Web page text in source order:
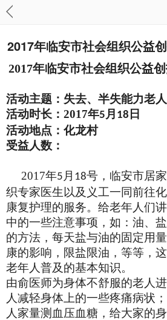
2017年临安市社会组织公益
2017年临安市社会组织公益
活动主题：失去、半失能力老
活动时长： 2017年5 月 18 日
活动地点：化龙村
受益人数：
2017年5 月 18号，临安市居
织专家医生以及义工一同前往
康复护理的服务。给老年人们
中的一些注意事项，如：油、
的方法，每天盐与油的固定用
康的影响，限盐限油，等等，
老年人普及的基本知识。
由俞医师为身体不舒服的老人
人减轻身体上的一些疼痛病状
人家量测血压血糖，给大家的